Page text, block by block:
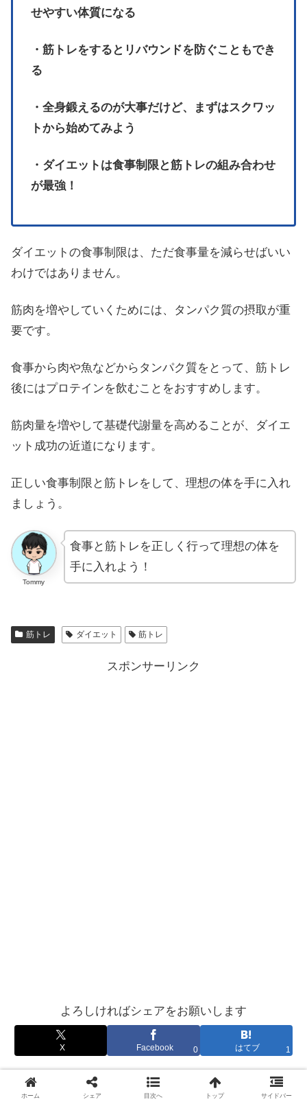
せやすい体質になる
・筋トレをするとリバウンドを防ぐこともでき
る
・全身鍛えるのが大事だけど、まずはスクワッ
トから始めてみよう
・ダイエットは食事制限と筋トレの組み合わせ
が最強！
ダイエットの食事制限は、ただ食事量を減らせばいい
わけではありません。
筋肉を増やしていくためには、タンパク質の摂取が重
要です。
食事から肉や魚などからタンパク質をとって、筋トレ
後にはプロテインを飲むことをおすすめします。
筋肉量を増やして基礎代謝量を高めることが、ダイエ
ット成功の近道になります。
正しい食事制限と筋トレをして、理想の体を手に入れ
ましょう。
Tommy
食事と筋トレを正しく行って理想の体を
手に入れよう！
筋トレ ダイエット 筋トレ
スポンサーリンク
よろしければシェアをお願いします
X Facebook 0 はてブ 1
Tommyをフォローする
ホーム シェア 目次へ トップ サイドバー